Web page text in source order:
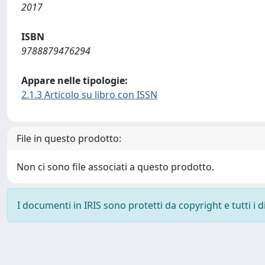
2017
ISBN
9788879476294
Appare nelle tipologie:
2.1.3 Articolo su libro con ISSN
File in questo prodotto:
Non ci sono file associati a questo prodotto.
I documenti in IRIS sono protetti da copyright e tutti i